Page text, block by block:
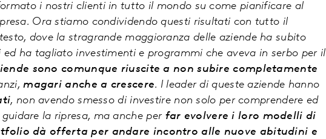
i nostri clienti in tutto il mondo su come pianificare al
Ora stiamo condividendo questi risultati con tutto il
dove la stragrande maggioranza delle aziende ha subito
ha tagliato investimenti e programmi che aveva in serbo per il
sono comunque riuscite a non subire completamente
magari anche a crescere. I leader di queste aziende hanno
, non avendo smesso di investire non solo per comprendere ed
la ripresa, ma anche per far evolvere i loro modelli di
dà offerta per andare incontro alle nuove abitudini e